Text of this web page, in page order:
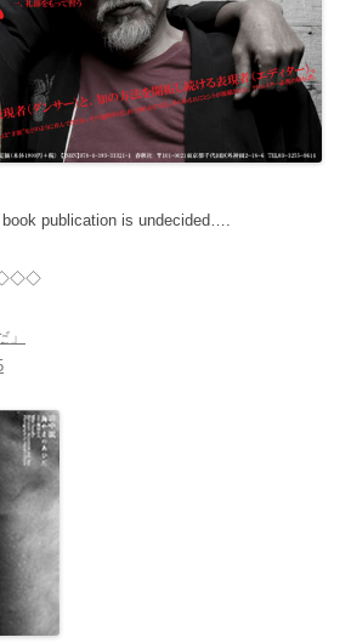
publication is undecided….